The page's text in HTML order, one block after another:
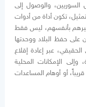
السوريين، والوصول إلى
تكون أداة من أدوات
بأنفسهم، ليس فقط
على حفظ البلاد ووحدتها
عبر إعادة إقلاع
الإمكانات المحلية
أو أوهام المساعدات